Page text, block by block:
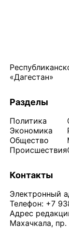
«Дагестан»
Разделы
Политика
Экономика
Общество
Происшествия
Контакты
Электронный
Телефон: +7
Адрес
Махачкала,